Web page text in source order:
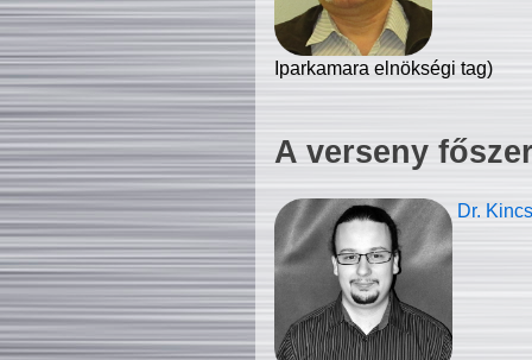
Iparkamara elnökségi tag)
A verseny
Dr.